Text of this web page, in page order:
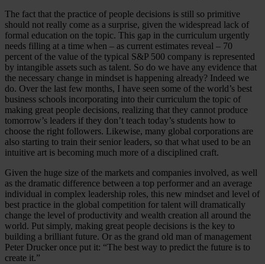
The fact that the practice of people decisions is still so primitive
should not really come as a surprise, given the widespread lack of
formal education on the topic. This gap in the curriculum urgently
needs filling at a time when – as current estimates reveal – 70
percent of the value of the typical S&P 500 company is represented
by intangible assets such as talent. So do we have any evidence that
the necessary change in mindset is happening already? Indeed we
do. Over the last few months, I have seen some of the world’s best
business schools incorporating into their curriculum the topic of
making great people decisions, realizing that they cannot produce
tomorrow’s leaders if they don’t teach today’s students how to
choose the right followers. Likewise, many global corporations are
also starting to train their senior leaders, so that what used to be an
intuitive art is becoming much more of a disciplined craft.
Given the huge size of the markets and companies involved, as well
as the dramatic difference between a top performer and an average
individual in complex leadership roles, this new mindset and level of
best practice in the global competition for talent will dramatically
change the level of productivity and wealth creation all around the
world. Put simply, making great people decisions is the key to
building a brilliant future. Or as the grand old man of management
Peter Drucker once put it: “The best way to predict the future is to
create it.”